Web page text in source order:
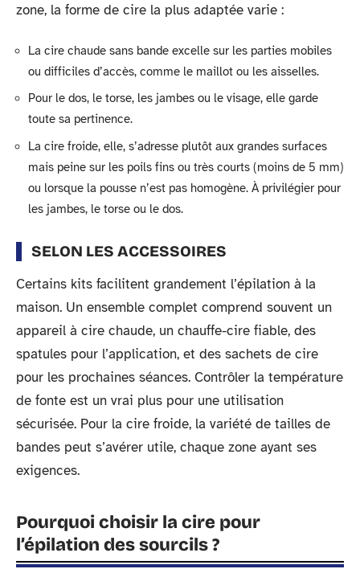
zone, la forme de cire la plus adaptée varie :
La cire chaude sans bande excelle sur les parties mobiles
ou difficiles d’accès, comme le maillot ou les aisselles.
Pour le dos, le torse, les jambes ou le visage, elle garde
toute sa pertinence.
La cire froide, elle, s’adresse plutôt aux grandes surfaces
mais peine sur les poils fins ou très courts (moins de 5 mm)
ou lorsque la pousse n’est pas homogène. À privilégier pour
les jambes, le torse ou le dos.
SELON LES ACCESSOIRES
Certains kits facilitent grandement l’épilation à la
maison. Un ensemble complet comprend souvent un
appareil à cire chaude, un chauffe-cire fiable, des
spatules pour l’application, et des sachets de cire
pour les prochaines séances. Contrôler la température
de fonte est un vrai plus pour une utilisation
sécurisée. Pour la cire froide, la variété de tailles de
bandes peut s’avérer utile, chaque zone ayant ses
exigences.
Pourquoi choisir la cire pour
l’épilation des sourcils ?